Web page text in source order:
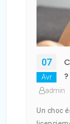
07
Avr
?
admin
Un choc